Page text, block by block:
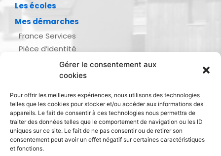
Gérer le consentement aux
cookies
Pour offrir les meilleures expériences, nous utilisons des technologies
telles que les cookies pour stocker et/ou accéder aux informations des
appareils. Le fait de consentir à ces technologies nous permettra de
traiter des données telles que le comportement de navigation ou les ID
uniques sur ce site. Le fait de ne pas consentir ou de retirer son
consentement peut avoir un effet négatif sur certaines caractéristiques
et fonctions.
Les écoles
Mes démarches
France Services
Pièce d’identité
Demande d’actes d’état civil
Inscription listes électorales
Recensement militaire
Le journal de ma ville
Gestion des déchets